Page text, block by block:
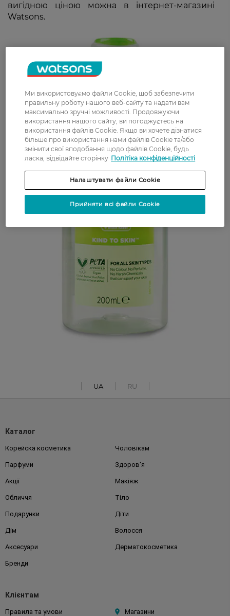
вигідною ціною можна в інтернет-магазині
Watsons.
UA RU
Каталог
Корейска косметика Чоловікам
Парфуми Здоров'я
Акції Макіяж
Обличчя Тіло
Подарунки Діти
Дім Волосся
Аксесуари Дерматокосметика
Бренди
Клієнтам
Правила та умови Магазини
Ми використовуємо файли Cookie, щоб забезпечити
правильну роботу нашого веб-сайту та надати вам
максимально зручні можливості. Продовжуючи
використання нашого сайту, ви погоджуєтесь на
використання файлів Cookie. Якщо ви хочете дізнатися
більше про використання нами файлів Cookie та/або
змінити свої вподобання щодо файлів Cookie, будь
ласка, відвідайте сторінку Політіка конфіденційності
Налаштувати файли Cookie
Прийняти всі файли Cookie